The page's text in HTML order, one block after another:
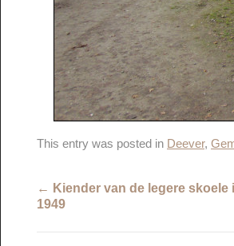
This entry was posted in Deever,
← Kiender van de legere skoele
1949